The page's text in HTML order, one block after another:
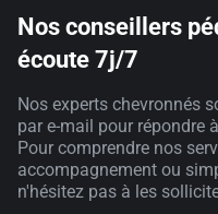
Nos conseillers
écoute 7j/7
Nos experts chevronnés
par e-mail pour répondre
Pour comprendre nos
accompagnement ou
n'hésitez pas à les